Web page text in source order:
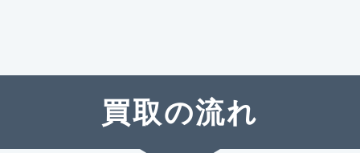
買取の流れ